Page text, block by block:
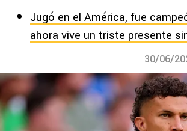
Jugó en el América, fue
ahora vive un triste presente
30/06/